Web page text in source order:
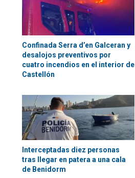
Confinada Serra d’en Galceran y
desalojos preventivos por
cuatro incendios en el interior de
Castellón
Interceptadas diez personas
tras llegar en patera a una cala
de Benidorm